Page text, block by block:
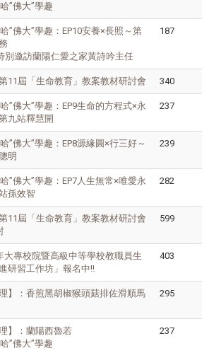
”佛大”學趣
哈”佛大”學趣：EP10安養×長照～第
別邀訪蘭陽仁愛之家黃詩吟主任
187
11屆「生命教育」教案教材研討會 340
哈”佛大”學趣：EP9生命的方程式×永
九站釋慧開
237
哈”佛大”學趣：EP8源緣圓×行三好～
明
239
哈”佛大”學趣：EP7人生無常×唯愛永
孫效智
282
11屆「⽣命教育」教案教材研討會
599
專校院暨高級中等學校教職員生
研習工作坊」報名中‼️
403
理】：香煎黑胡椒猴頭菇排佐滑順馬
295
】：蘭陽西魯若
”佛大”學趣
237